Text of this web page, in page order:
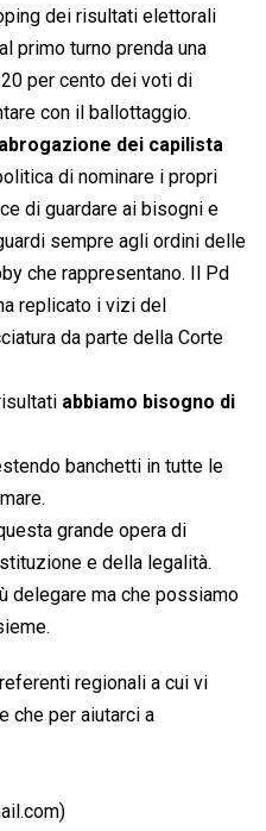
dei risultati elettorali
primo turno prenda una
per cento dei voti di
con il ballottaggio.
abrogazione dei capilista
di nominare i propri
di guardare ai bisogni e
sempre agli ordini delle
che rappresentano. Il Pd
replicato i vizi del
da parte della Corte
abbiamo bisogno di
banchetti in tutte le
grande opera di
e della legalità.
delegare ma che possiamo
regionali a cui vi
che per aiutarci a
)